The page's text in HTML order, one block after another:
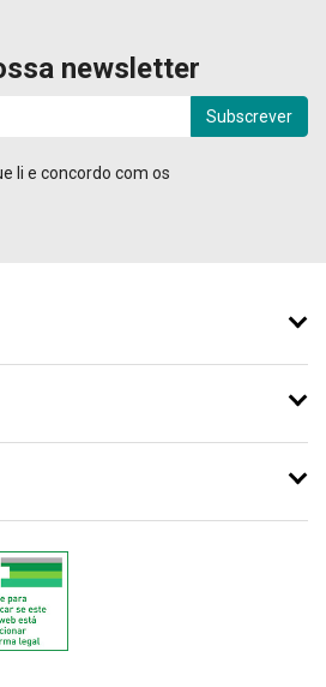
newsletter
Subscrever
li e concordo com os